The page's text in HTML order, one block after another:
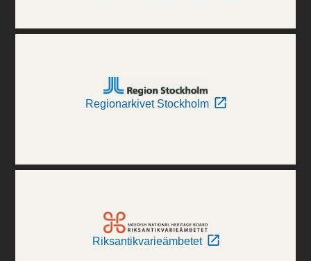
Regionarkivet Stockholm
Riksantikvarieämbetet